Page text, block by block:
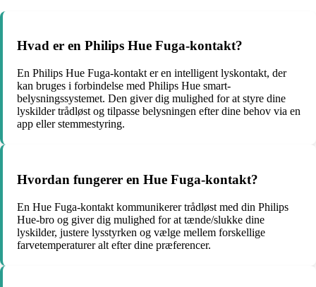
Hvad er en Philips Hue Fuga-kontakt?
En Philips Hue Fuga-kontakt er en intelligent lyskontakt, der
kan bruges i forbindelse med Philips Hue smart-
belysningssystemet. Den giver dig mulighed for at styre dine
lyskilder trådløst og tilpasse belysningen efter dine behov via en
app eller stemmestyring.
Hvordan fungerer en Hue Fuga-kontakt?
En Hue Fuga-kontakt kommunikerer trådløst med din Philips
Hue-bro og giver dig mulighed for at tænde/slukke dine
lyskilder, justere lysstyrken og vælge mellem forskellige
farvetemperaturer alt efter dine præferencer.